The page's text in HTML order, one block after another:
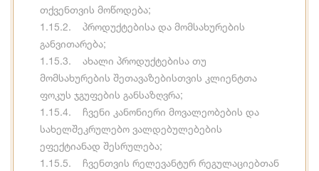
თქვენთვის მოწოდება;
1.15.2. პროდუქტებისა და მომსახურების
განვითარება;
1.15.3. ახალი პროდუქტებისა თუ
მომსახურების შეთავაზებისთვის კლიენტთა
ფოკუს ჯგუფების განსაზღვრა;
1.15.4. ჩვენი კანონიერი მოვალეობების და
სახელშეკრულებო ვალდებულებების
ეფექტიანად შესრულება;
1.15.5. ჩვენთვის რელევანტურ რეგულაციებთან